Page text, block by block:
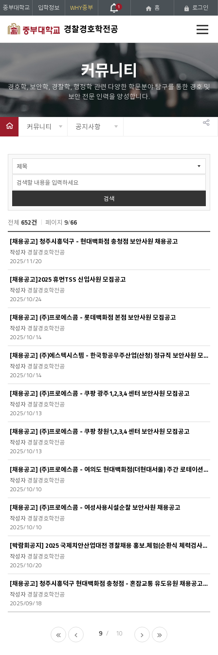
경찰경호학전공
메
중부대학교 입학정보 WHY중부 1 홈 로그인
커뮤니티
커뮤니티
공지사항
유
공
항
색
검색
전체 652건 페이지9/66
지
사
항
목
록
[채용공고] 청주시흥덕구 - 현대백화점 충청점 보안사원 채용공고
경찰경호학전공
2025/11/20
[채용공고]2025 휴먼TSS 신입사원 모집공고
경찰경호학전공
2025/10/24
[채용공고] (주)프로에스콤 - 롯데백화점 본점 보안사원 모집공고
경찰경호학전공
2025/10/14
[채용공고] (주)에스텍시스템 - 한국항공우주산업(산청) 정규직 보안사원 모집공고
경찰경호학전공
2025/10/14
[채용공고] (주)프로에스콤 - 쿠팡 광주1,2,3,4 센터 보안사원 모집공고
경찰경호학전공
2025/10/13
[채용공고] (주)프로에스콤 - 쿠팡 창원1,2,3,4 센터 보안사원 모집공고
경찰경호학전공
2025/10/13
[채용공고] (주)프로에스콤 - 여의도 현대백화점(더현대서울) 주간 로테이션.야간보안..
경찰경호학전공
2025/10/10
[채용공고] (주)프로에스콤 - 여성사용시설순찰 보안사원 채용공고
경찰경호학전공
2025/10/10
[박람회공지] 2025 국제치안산업대전 경찰채용 홍보.체험(순환식 체력검사) 행사
경찰경호학전공
2025/10/20
[채용공고] 청주시흥덕구 현대백화점 충청점 - 혼잡교통 유도유원 채용공고 (주말알바..
경찰경호학전공
2025/09/18
9 10